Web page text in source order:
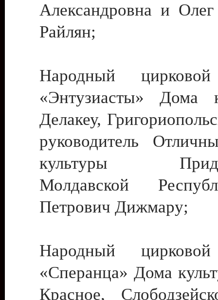
Александровна и
Райлян;
Народный цирковой
«Энтузиасты» Дома
Делакеу,
руководитель
культуры
Молдавской
Петрович Дижмару;
Народный цирковой
«Сперанца» Дома
Красное,